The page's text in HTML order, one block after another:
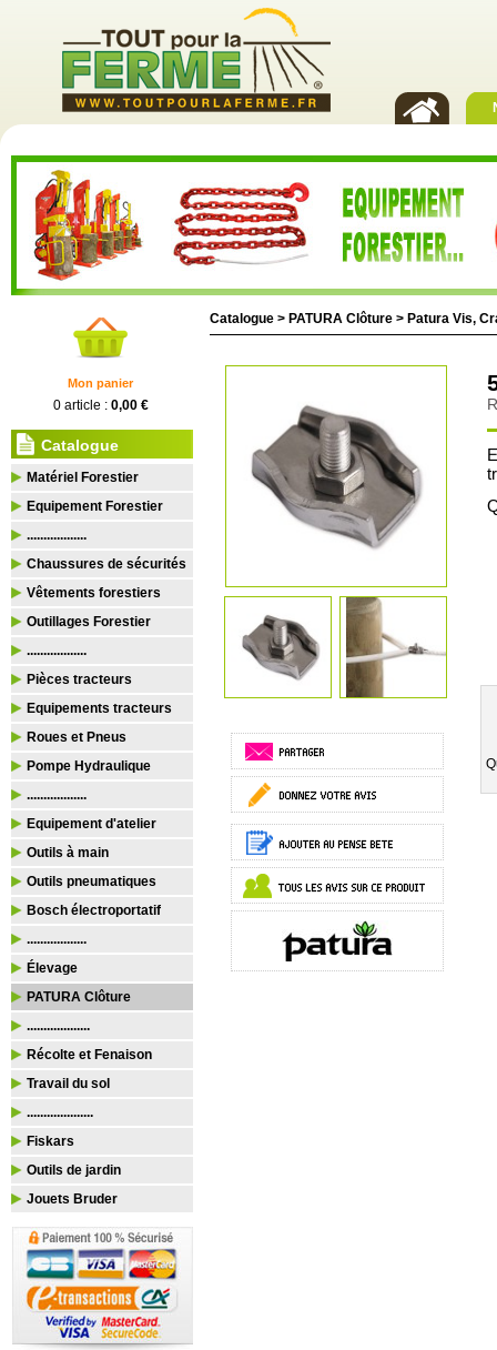
Mon panier
0 article : 0,00 €
Catalogue
Matériel Forestier
Equipement Forestier
..................
Chaussures de sécurités
Vêtements forestiers
Outillages Forestier
..................
Pièces tracteurs
Equipements tracteurs
Roues et Pneus
Pompe Hydraulique
..................
Equipement d'atelier
Outils à main
Outils pneumatiques
Bosch électroportatif
..................
Élevage
PATURA Clôture
...................
Récolte et Fenaison
Travail du sol
....................
Fiskars
Outils de jardin
Jouets Bruder
Catalogue > PATURA Clôture > Patura Vis,